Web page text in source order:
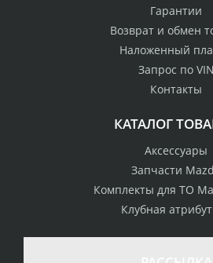
стоимости
Гарантии
Возврат и обмен
Наложенный
Запрос по VIN
Контакты
КАТАЛОГ
Аксессуары
Запчасти
Комплекты для ТО
Клубная